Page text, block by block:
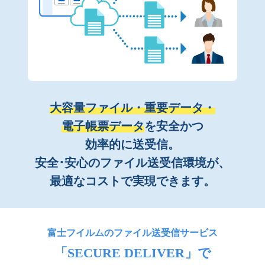
大容量ファイル・重要データ・
電子帳票データを安全かつ
効率的に送受信。
安全･安心のファイル送受信環境が、
最適なコストで実現できます。
富士フイルムのファイル送受信サービス
「SECURE DELIVER」で